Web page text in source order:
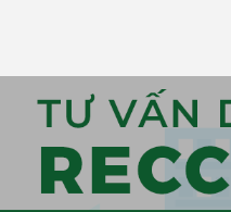
| Du học Úc, Mỹ,
là một công ty tư